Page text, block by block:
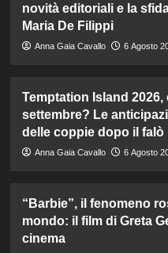
novità editoriali e la
Maria De Filippi
Anna Gaia Cavallo 6 Agosto
Temptation Island
settembre? Le
delle coppie dopo il falò
Anna Gaia Cavallo 6 Agosto
“Barbie”, il fenomeno
mondo: il film di Greta
cinema